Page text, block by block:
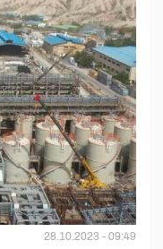
28.10.2023 - 09:49